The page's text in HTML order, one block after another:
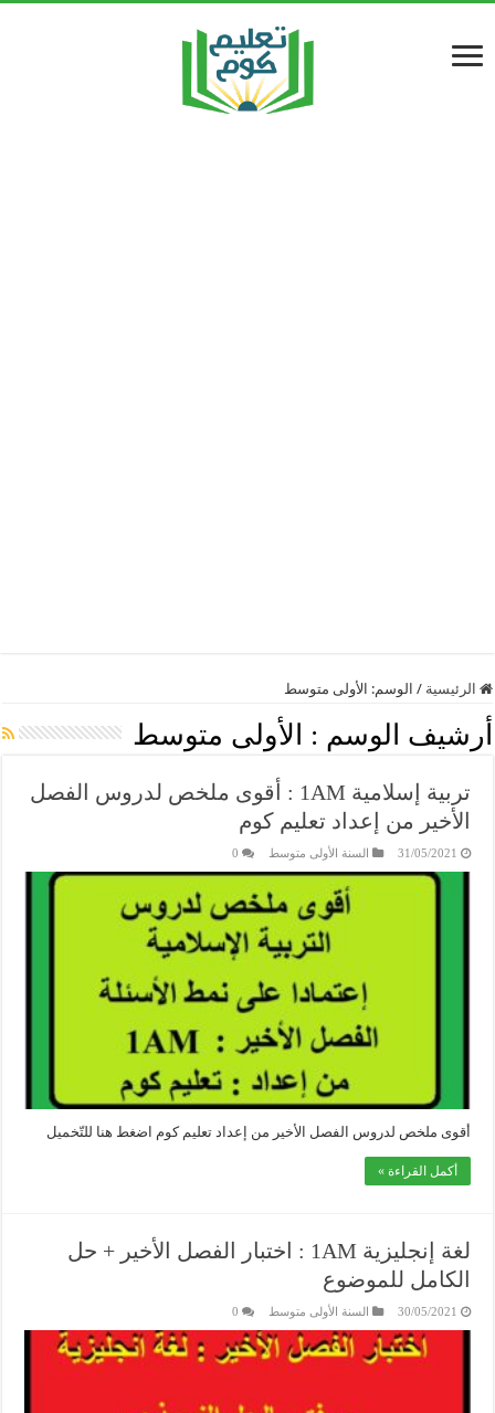
الرئيسية / الوسم: الأولى متوسط
أرشيف الوسم : الأولى متوسط
تربية إسلامية 1AM : أقوى ملخص لدروس الفصل
الأخير من إعداد تعليم كوم
31/05/2021 السنة الأولى متوسط 0
أقوى ملخص لدروس الفصل الأخير من إعداد تعليم كوم اضغط هنا للتّخميل
أكمل القراءة »
لغة إنجليزية 1AM : اختبار الفصل الأخير + حل
الكامل للموضوع
30/05/2021 السنة الأولى متوسط 0